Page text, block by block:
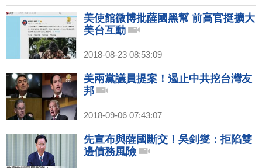
美使館微博批薩國黑幫 前高官挺擴大
美台互動
2018-08-23 08:53:09
美兩黨議員提案！遏止中共挖台灣友
邦
2018-09-06 07:43:07
先宣布與薩國斷交！吳釗燮：拒陷雙
邊債務風險